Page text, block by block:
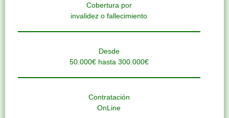
Cobertura por
invalidez o fallecimiento
Desde
50.000€ hasta 300.000€
Contratación
OnLine